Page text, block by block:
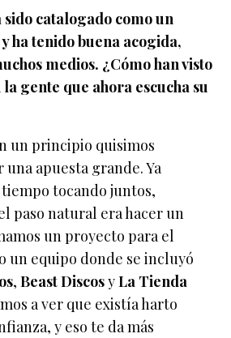
sido catalogado como un
ha tenido buena acogida,
medios. ¿Cómo han visto
gente que ahora escucha su
un principio quisimos
apuesta grande. Ya
tocando juntos,
paso natural era hacer un
un proyecto para el
un equipo donde se incluyó
,Beast DiscosyLa Tienda
a ver que existía harto
y eso te da más